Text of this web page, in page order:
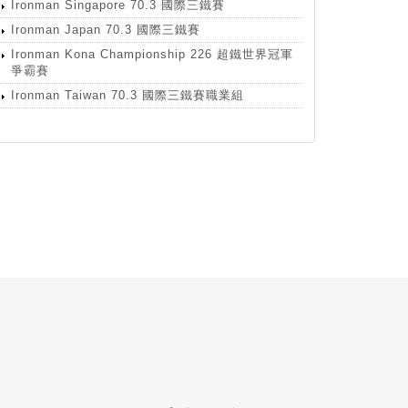
Ironman Singapore 70.3 國際三鐵賽
Ironman Japan 70.3 國際三鐵賽
Ironman Kona Championship 226 超鐵世界冠軍
爭霸賽
Ironman Taiwan 70.3 國際三鐵賽職業組